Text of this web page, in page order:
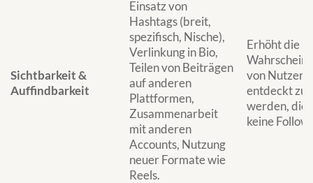
Sichtbarkeit &
Auffindbarkeit
Einsatz von
Hashtags (breit,
spezifisch, Nische),
Verlinkung in Bio,
Teilen von Beiträgen
auf anderen
Plattformen,
Zusammenarbeit
mit anderen
Accounts, Nutzung
neuer Formate wie
Reels.
Erhöht die
von Nutzern
entdeckt zu
werden, die
keine